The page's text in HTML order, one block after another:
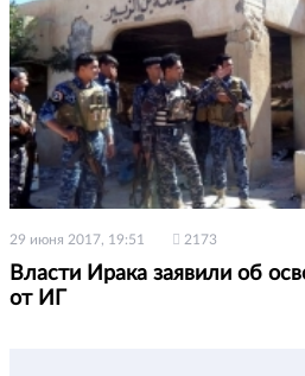
29 июня 2017, 19:51 2173
Власти Ирака заявили об
от ИГ